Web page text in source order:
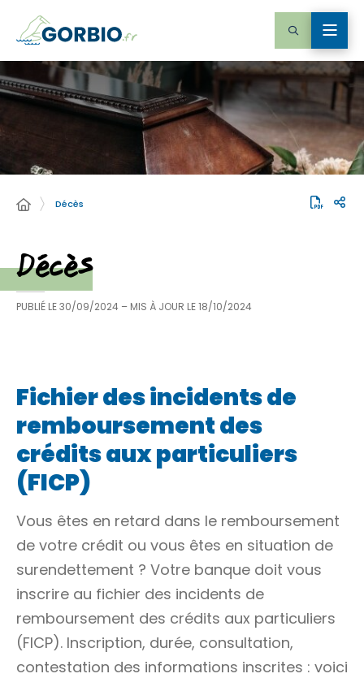
Décès
Décès
PUBLIÉ LE30/09/2024 – MIS À JOUR LE18/10/2024
Fichier des incidents de
remboursement des
crédits aux particuliers
(FICP)
Vous êtes en retard dans le remboursement
de votre crédit ou vous êtes en situation de
surendettement ? Votre banque doit vous
inscrire au fichier des incidents de
remboursement des crédits aux particuliers
(FICP). Inscription, durée, consultation,
contestation des informations inscrites : voici